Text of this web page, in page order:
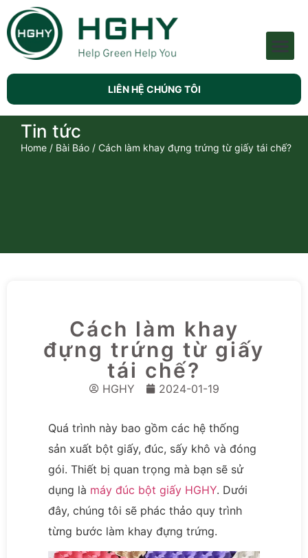
LIÊN HỆ CHÚNG TÔI
Tin tức
Home / Bài Báo / Cách làm khay đựng trứng từ giấy tái chế?
Cách làm khay
đựng trứng từ giấy
tái chế?
HGHY 2024-01-19
Quá trình này bao gồm các hệ thống
sản xuất bột giấy, đúc, sấy khô và đóng
gói. Thiết bị quan trọng mà bạn sẽ sử
dụng là máy đúc bột giấy HGHY. Dưới
đây, chúng tôi sẽ phác thảo quy trình
từng bước làm khay đựng trứng.